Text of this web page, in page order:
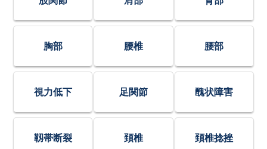
胸部 腰椎 腰部
視力低下 足関節 醜状障害
靱帯断裂 頚椎 頚椎捻挫